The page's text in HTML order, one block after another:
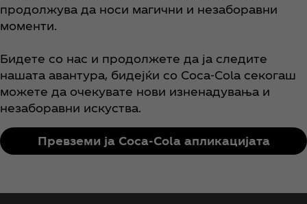
продолжува да носи магични и незаборавни
моменти.
Бидете со нас и продолжете да ја следите
нашата авантура, бидејќи со Coca‑Cola секогаш
можете да очекувате нови изненадувања и
незаборавни искуства.
Превземи ја Coca‑Cola апликацијата